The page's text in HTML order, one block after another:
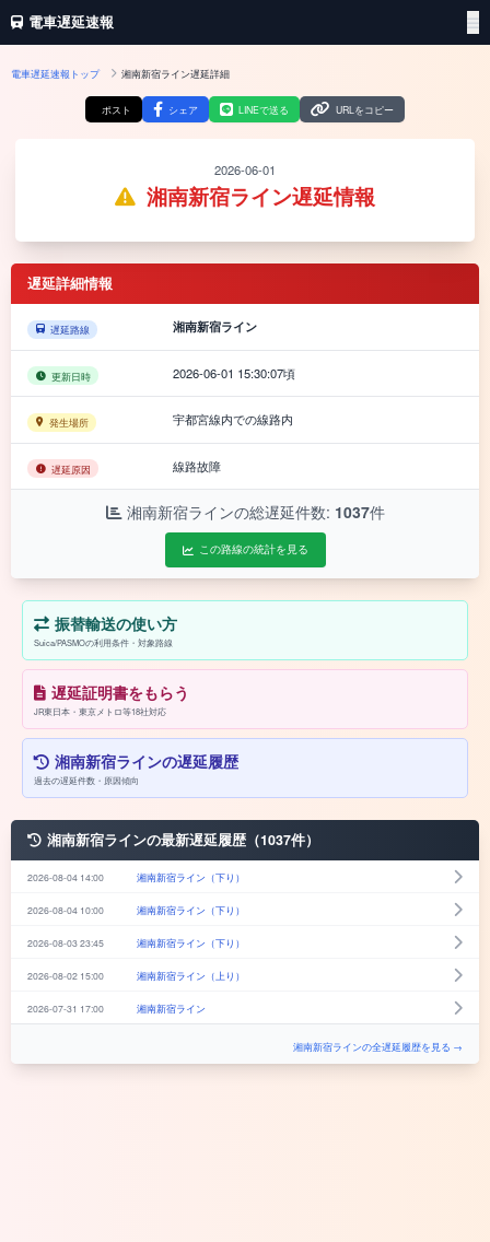
電車遅延速報
電車遅延速報トップ 湘南新宿ライン遅延詳細
ポスト シェア LINEで送る URLをコピー
2026-06-01
湘南新宿ライン遅延情報
遅延詳細情報
遅延路線 湘南新宿ライン
更新日時 2026-06-01 15:30:07頃
発生場所 宇都宮線内での線路内
遅延原因 線路故障
湘南新宿ラインの総遅延件数: 1037件
この路線の統計を見る
振替輸送の使い方
Suica/PASMOの利用条件・対象路線
遅延証明書をもらう
JR東日本・東京メトロ等18社対応
湘南新宿ラインの遅延履歴
過去の遅延件数・原因傾向
湘南新宿ラインの最新遅延履歴（1037件）
2026-08-04 14:00 湘南新宿ライン（下り）
2026-08-04 10:00 湘南新宿ライン（下り）
2026-08-03 23:45 湘南新宿ライン（下り）
2026-08-02 15:00 湘南新宿ライン（上り）
2026-07-31 17:00 湘南新宿ライン
湘南新宿ラインの全遅延履歴を見る →